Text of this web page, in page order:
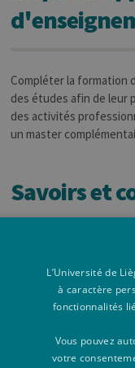
Compléter la formation
des études afin de leur
des activités
un master
Savoirs et
Matière vue lors des
Activités
L’Université de
à caractère
fonctionnalités
Vous pouvez
votre